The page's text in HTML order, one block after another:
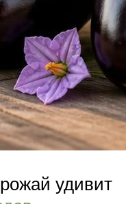
удивит